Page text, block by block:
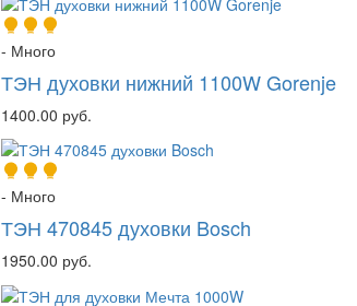
- Много
ТЭН духовки нижний 1100W Gorenje
1400.00 руб.
- Много
ТЭН 470845 духовки Bosch
1950.00 руб.